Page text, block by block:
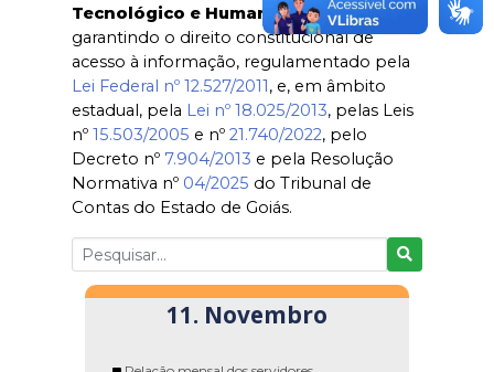
Tecnológico e Humano - IDTECH,
garantindo o direito constitucional de
acesso à informação, regulamentado pela
Lei Federal nº 12.527/2011, e, em âmbito
estadual, pela Lei nº 18.025/2013, pelas Leis
nº 15.503/2005 e nº 21.740/2022, pelo
Decreto nº 7.904/2013 e pela Resolução
Normativa nº 04/2025 do Tribunal de
Contas do Estado de Goiás.
11. Novembro